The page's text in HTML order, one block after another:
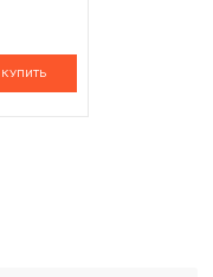
КУПИТЬ